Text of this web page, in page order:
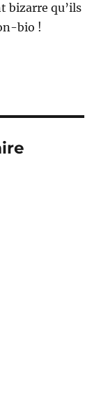
bizarre qu’ils
bio !